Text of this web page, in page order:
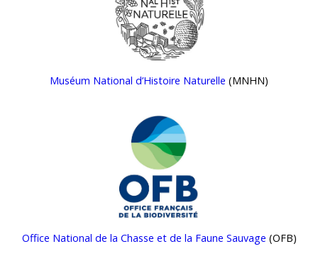
Muséum National d’Histoire Naturelle (MNHN)
Office National de la Chasse et de la Faune Sauvage (OFB)